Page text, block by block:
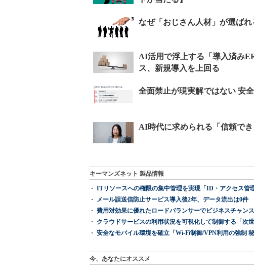
キーマンズネット 製品情報
ITリソースへの権限の集中管理を実現「ID・アクセス管
メール誤送信防止サービス導入後2年、データ流出は0件
費用対効果に優れたロードバランサーでビジネスチャン
クラウドサービスの利用状況を可視化して制御する「次
安全なモバイル環境を確立「Wi-Fi制御/VPN利用の強制 秘
今、あなたにオススメ